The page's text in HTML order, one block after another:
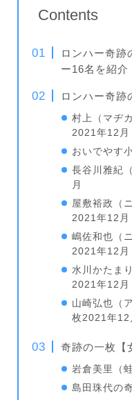
Contents
ロンハー奇跡
ー16名を紹介
ロンハー奇跡
村上（マヂ
2021年12月
おいでやす
長谷川雅紀
月
屋敷裕政（
2021年12月
嶋佐和也（
2021年12月
水川かたま
2021年12月
山崎弘也（
枚2021年12
奇跡の一枚【
岩倉美里（
島田珠代の